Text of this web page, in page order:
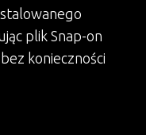
plik Snap-on
konieczności